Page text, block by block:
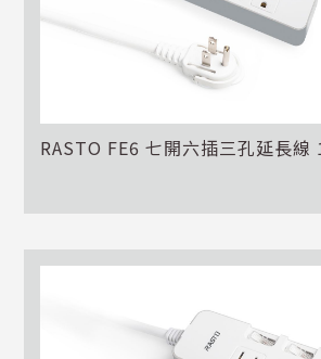
RASTO FE6 七開六插三孔延長線